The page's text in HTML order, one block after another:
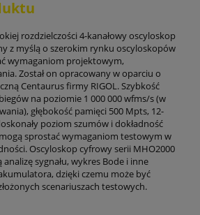
rozdzielczości 4-kanałowy oscyloskop
z myślą o szerokim rynku oscyloskopów
wymaganiom projektowym,
Został on opracowany w oparciu o
Centaurus firmy RIGOL. Szybkość
na poziomie 1 000 000 wfms/s (w
głębokość pamięci 500 Mpts, 12-
poziom szumów i dokładność
sprostać wymaganiom testowym w
Oscyloskop cyfrowy serii MHO2000
analizę sygnału, wykres Bode i inne
dzięki czemu może być
scenariuszach testowych.